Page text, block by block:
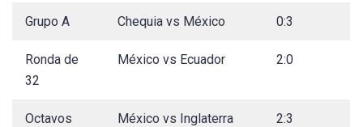
Grupo A Chequia vs México 0:3
Ronda de
32
México vs Ecuador 2:0
Octavos México vs Inglaterra 2:3